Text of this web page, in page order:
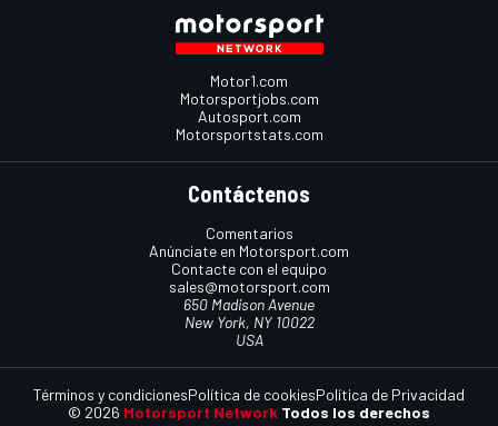
Motor1.com
Motorsportjobs.com
Autosport.com
Motorsportstats.com
Contáctenos
Comentarios
Anúnciate en Motorsport.com
Contacte con el equipo
sales@motorsport.com
650 Madison Avenue
New York, NY 10022
USA
© 2026 Motorsport Network Todos los derechos
Términos y condicionesPolítica de cookiesPolítica de Privacidad